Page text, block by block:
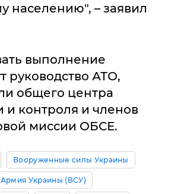
населению", – заявил
выполнение
руководство АТО,
общего центра
и контроля и членов
миссии ОБСЕ.
Вооруженные силы Украины
Армия Украины (ВСУ)